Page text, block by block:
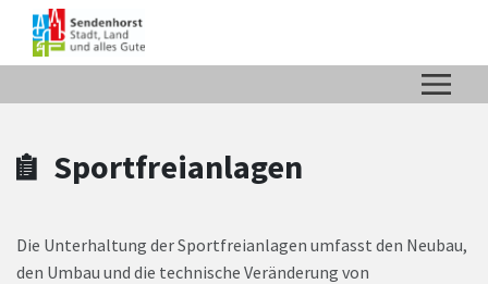
Zum Header
Zum Hauptinhalt
Zum Footer
Zum Hauptinhalt springen
Sportfreianlagen
Die Unterhaltung der Sportfreianlagen umfasst den Neubau,
den Umbau und die technische Veränderung von